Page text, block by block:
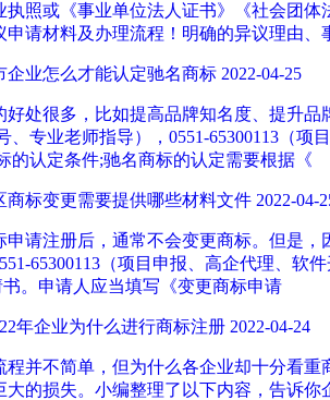
执照或《事业单位法人证书》《社会团
申请材料及办理流程！明确的异议理由
企业怎么才能认定驰名商标 2022-04-25
好处很多，比如提高品牌知名度、提升
、专业老师指导），0551-65300113（
的认定条件;驰名商标的认定需要根据《
商标变更需要提供哪些材料文件 2022-04-
申请注册后，通常不会变更商标。但是
65300113（项目申报、高企代理、
。申请人应当填写《变更商标申请
年企业为什么进行商标注册 2022-04-24
程并不简单，但为什么各企业却十分看
的损失。小编整理了以下内容，告诉你